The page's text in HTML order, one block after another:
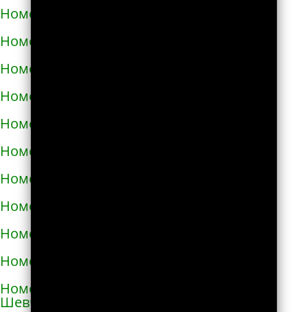
Номера телефонов такси в Карловке
Номера телефонов такси в Каховке
Номера телефонов такси в Киверцах
Номера телефонов такси в Киеве
Номера телефонов такси в Килие
Номера телефонов такси в Ковеле
Номера телефонов такси в Коломые
Номера телефонов такси в Конотопе
Номера телефонов такси в Коростене
Номера телефонов такси в Коростышеве
Номера телефонов такси в Корсунь-
Шевченковском